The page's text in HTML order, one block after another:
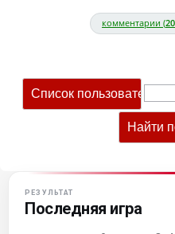
комментарии (20
РЕЗУЛЬТАТ
Последняя игра